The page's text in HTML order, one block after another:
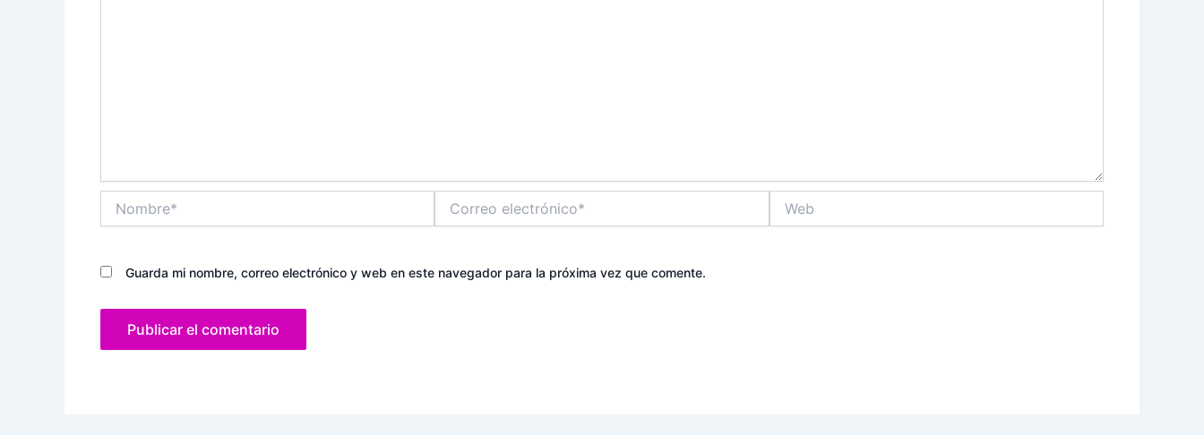
electrónico*
Guarda mi nombre, correo electrónico y web en este navegador para la próxima vez que comente.